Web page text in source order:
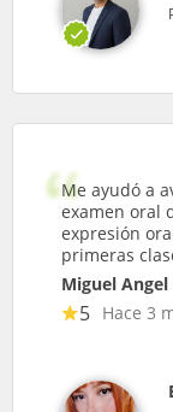
Me ayudó a
examen oral
expresión
primeras
Miguel Angel
5 Hace 3